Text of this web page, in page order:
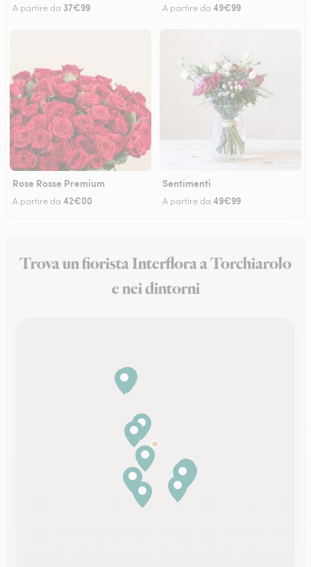
A partire da 37€99 A partire da 49€99
Rose Rosse Premium
A partire da 42€00
Sentimenti
A partire da 49€99
Trova un fiorista Interflora a Torchiarolo
e nei dintorni